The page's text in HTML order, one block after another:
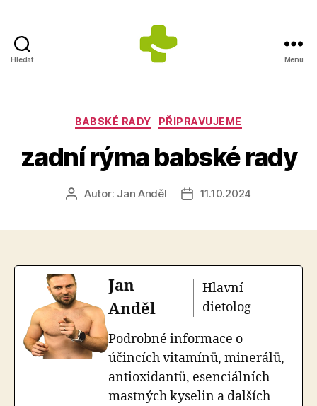
Hledat
s.r.o.
-
Výrobce
doplňků
Menu
Rubriky
BABSKÉ RADY PŘIPRAVUJEME
zadní rýma babské rady
AutorAutor: Jan Anděl
Datum
11.10.2024
Jan
Anděl
Hlavní
dietolog
Podrobné informace o
účincích vitamínů, minerálů,
antioxidantů, esenciálních
mastných kyselin a dalších